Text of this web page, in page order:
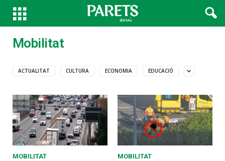
Mobilitat
ACTUALITAT CULTURA ECONOMIA EDUCACIÓ
MOBILITAT MOBILITAT